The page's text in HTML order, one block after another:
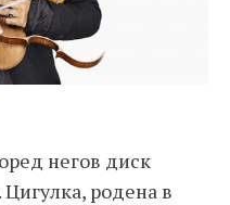
негов диск
Цигулка, родена в